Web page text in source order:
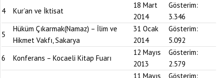
4
Kur’an ve İktisat
18 Mart
2014
Gösterim:
3.346
5
Hüküm Çıkarmak(Namaz) – İlim ve
Hikmet Vakfı, Sakarya
31 Ocak
2014
Gösterim:
5.092
6
Konferans – Kocaeli Kitap Fuarı
12 Mayıs
2013
Gösterim:
2.579
11 Mayıs
Gösterim: